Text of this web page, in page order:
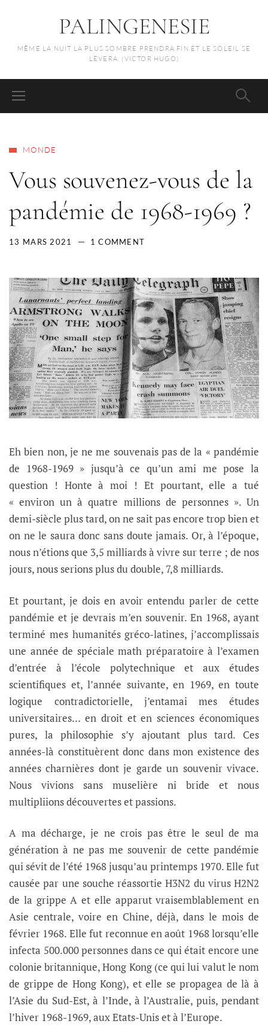
PALINGENESIE
MÊME LA NUIT LA PLUS SOMBRE PRENDRA FIN ET LE SOLEIL SE
LÈVERA. (VICTOR HUGO)
MONDE
Vous souvenez-vous de la
pandémie de 1968-1969 ?
13 MARS 2021 1 COMMENT
Eh bien non, je ne me souvenais pas de la « pandémie
de 1968-1969 » jusqu’à ce qu’un ami me pose la
question ! Honte à moi ! Et pourtant, elle a tué
« environ un à quatre millions de personnes ». Un
demi-siècle plus tard, on ne sait pas encore trop bien et
on ne le saura donc sans doute jamais. Or, à l’époque,
nous n’étions que 3,5 milliards à vivre sur terre ; de nos
jours, nous serions plus du double, 7,8 milliards.
Et pourtant, je dois en avoir entendu parler de cette
pandémie et je devrais m’en souvenir. En 1968, ayant
terminé mes humanités gréco-latines, j’accomplissais
une année de spéciale math préparatoire à l’examen
d’entrée à l’école polytechnique et aux études
scientifiques et, l’année suivante, en 1969, en toute
logique contradictorielle, j’entamai mes études
universitaires… en droit et en sciences économiques
pures, la philosophie s’y ajoutant plus tard. Ces
années-là constituèrent donc dans mon existence des
années charnières dont je garde un souvenir vivace.
Nous vivions sans muselière ni bride et nous
multipliions découvertes et passions.
A ma décharge, je ne crois pas être le seul de ma
génération à ne pas me souvenir de cette pandémie
qui sévit de l’été 1968 jusqu’au printemps 1970. Elle fut
causée par une souche réassortie H3N2 du virus H2N2
de la grippe A et elle apparut vraisemblablement en
Asie centrale, voire en Chine, déjà, dans le mois de
février 1968. Elle fut reconnue en août 1968 lorsqu’elle
infecta 500.000 personnes dans ce qui était encore une
colonie britannique, Hong Kong (ce qui lui valut le nom
de grippe de Hong Kong), et elle se propagea de là à
l’Asie du Sud-Est, à l’Inde, à l’Australie, puis, pendant
l’hiver 1968-1969, aux Etats-Unis et à l’Europe.